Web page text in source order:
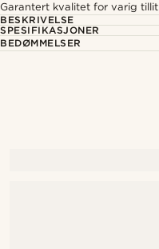
Garantert kvalitet for varig tillit
BESKRIVELSE
SPESIFIKASJONER
BEDØMMELSER